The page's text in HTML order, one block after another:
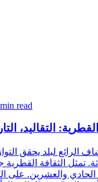
read
القطرية: التقاليد،
الرائع لبلد يحقق
تمثل الثقافة
الحادي والعشرين. على